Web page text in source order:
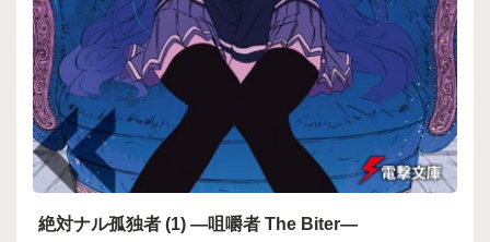
絶対ナル孤独者 (1) ―咀嚼者 The Biter―